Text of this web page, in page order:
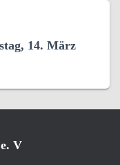
14. März
V